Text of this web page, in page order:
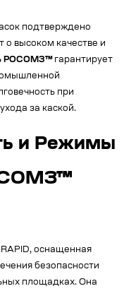
подтверждено
о высоком качестве и
РОСОМЗ™гарантирует
при
за каской.
и Режимы
оснащенная
безопасности
площадках. Она